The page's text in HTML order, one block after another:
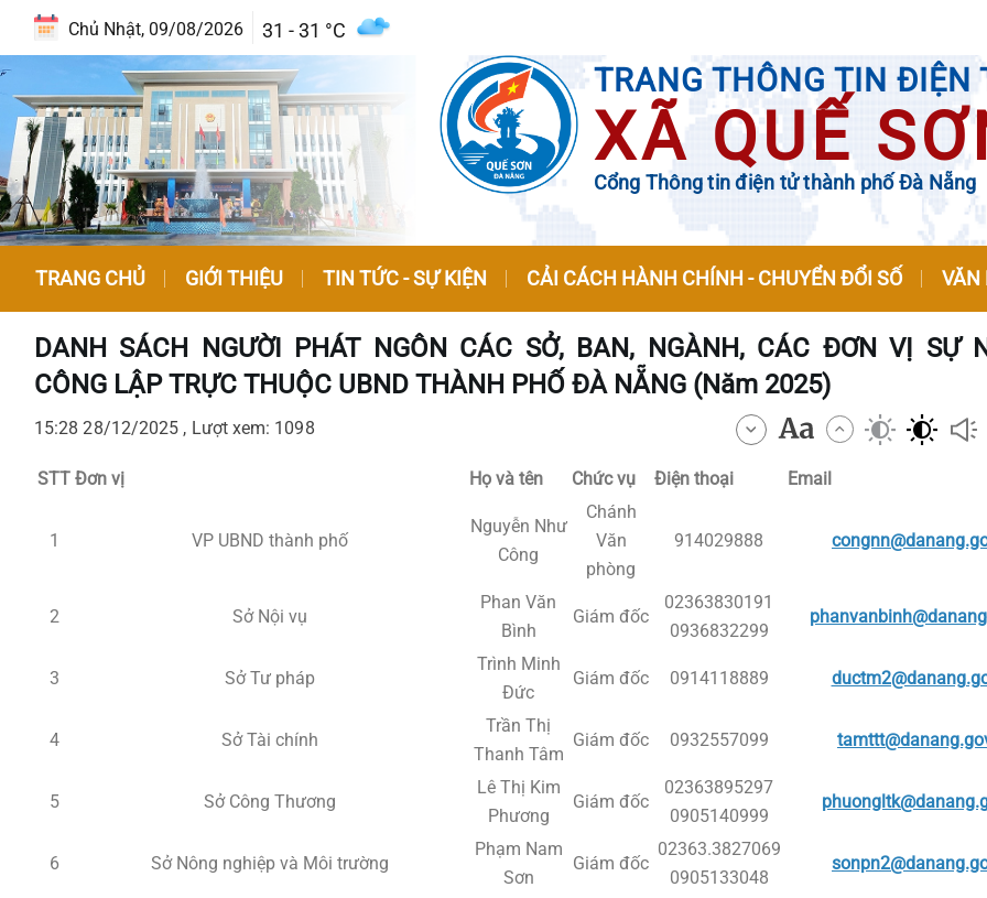
Chủ Nhật, 09/08/2026 31 - 31 °C
TRANG THÔNG TIN ĐIỆN
XÃ QUẾ
Cổng Thông tin điện tử thành phố Đà Nẵng
TRANG CHỦ GIỚI THIỆU TIN TỨC - SỰ KIỆN CẢI CÁCH HÀNH CHÍNH - CHUYỂN ĐỔI SỐ VĂN
DANH SÁCH NGƯỜI PHÁT NGÔN CÁC SỞ, BAN, NGÀNH, CÁC ĐƠN VỊ SỰ
CÔNG LẬP TRỰC THUỘC UBND THÀNH PHỐ ĐÀ NẴNG (Năm 2025)
15:28 28/12/2025 , Lượt xem: 1098
STT Đơn vị Họ và tên Chức vụ Điện thoại Email
1 VP UBND thành phố
Nguyễn Như
Công
Chánh
Văn
phòng
914029888
2 Sở Nội vụ
Phan Văn
Bình
Giám đốc
02363830191
0936832299
3 Sở Tư pháp
Trình Minh
Đức
Giám đốc 0914118889
4 Sở Tài chính
Trần Thị
Thanh Tâm
Giám đốc 0932557099
5 Sở Công Thương
Lê Thị Kim
Phương
Giám đốc
02363895297
0905140999
6 Sở Nông nghiệp và Môi trường
Phạm Nam
Sơn
Giám đốc
02363.3827069
0905133048